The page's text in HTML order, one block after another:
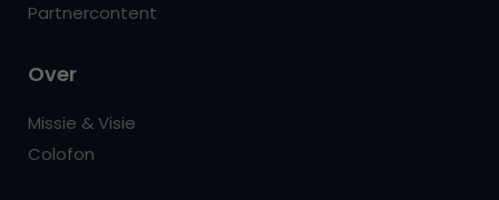
Partnercontent
Over
Missie & Visie
Colofon